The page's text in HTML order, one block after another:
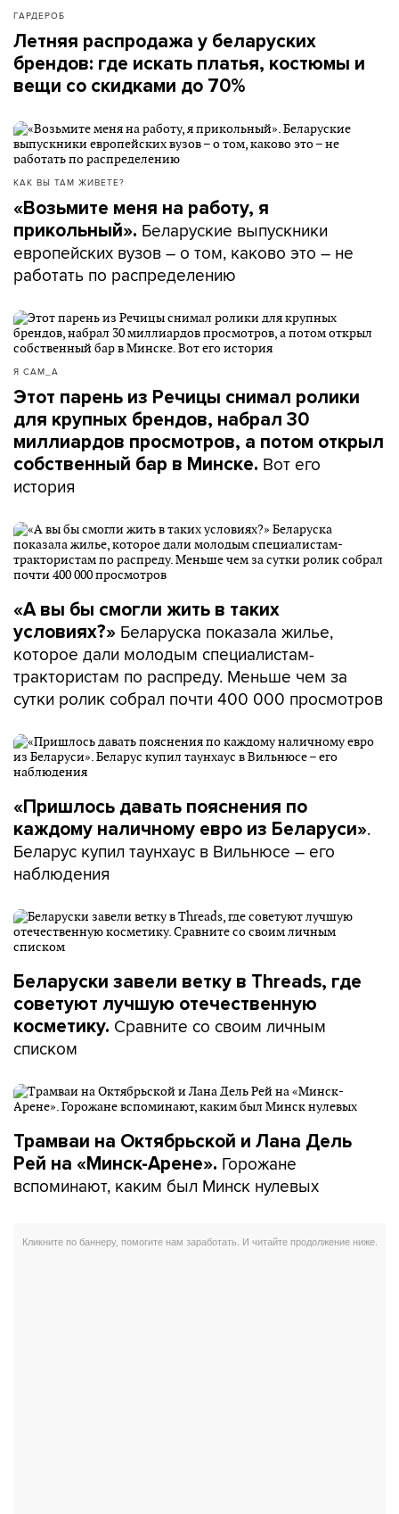
ГАРДЕРОБ
Летняя распродажа у беларуских
брендов: где искать платья, костюмы и
вещи со скидками до 70%
КАК ВЫ ТАМ ЖИВЕТЕ?
«Возьмите меня на работу, я
прикольный». Беларуские выпускники
европейских вузов – о том, каково это – не
работать по распределению
Я САМ_А
Этот парень из Речицы снимал ролики
для крупных брендов, набрал 30
миллиардов просмотров, а потом открыл
собственный бар в Минске. Вот его
история
«А вы бы смогли жить в таких
условиях?» Беларуска показала жилье,
которое дали молодым специалистам-
трактористам по распреду. Меньше чем за
сутки ролик собрал почти 400 000 просмотров
«Пришлось давать пояснения по
каждому наличному евро из Беларуси».
Беларус купил таунхаус в Вильнюсе – его
наблюдения
Беларуски завели ветку в Threads, где
советуют лучшую отечественную
косметику. Сравните со своим личным
списком
Трамваи на Октябрьской и Лана Дель
Рей на «Минск-Арене». Горожане
вспоминают, каким был Минск нулевых